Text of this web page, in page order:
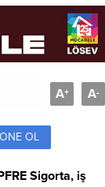
A+ A-
OL
Sigorta, iş